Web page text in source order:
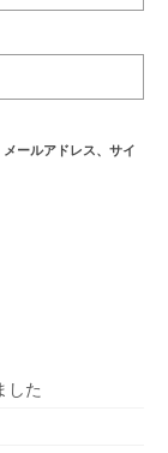
ールアドレス、サイ
した